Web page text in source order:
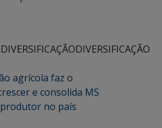
DIVERSIFICAÇÃODIVERSIFICAÇÃO
agrícola faz o
e consolida MS
no país